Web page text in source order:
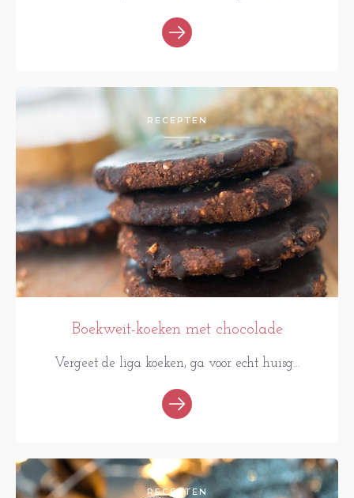
RECEPTEN
Boekweit-koeken met chocolade
Vergeet de liga koeken, ga voor echt huisg...
RECEPTEN